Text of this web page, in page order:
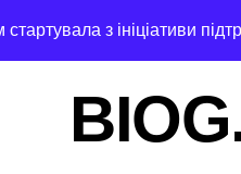
з ініціативи
тривожаться через